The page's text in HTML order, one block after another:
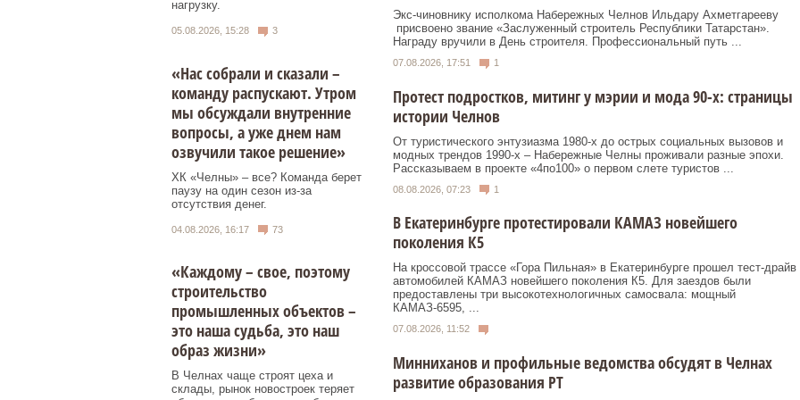
нагрузку.
05.08.2026, 15:28 3
«Нас собрали и сказали –
команду распускают. Утром
мы обсуждали внутренние
вопросы, а уже днем нам
озвучили такое решение»
ХК «Челны» – все? Команда берет
паузу на один сезон из-за
отсутствия денег.
04.08.2026, 16:17 73
«Каждому – свое, поэтому
строительство
промышленных объектов –
это наша судьба, это наш
образ жизни»
В Челнах чаще строят цеха и
склады, рынок новостроек теряет
Экс‑чиновнику исполкома Набережных Челнов Ильдару Ахметгарееву
присвоено звание «Заслуженный строитель Республики Татарстан».
Награду вручили в День строителя. Профессиональный путь ...
07.08.2026, 17:51 1
Протест подростков, митинг у мэрии и мода 90-х: страницы
истории Челнов
От туристического энтузиазма 1980‑х до острых социальных вызовов и
модных трендов 1990‑х – Набережные Челны проживали разные эпохи.
Рассказываем в проекте «4по100» о первом слете туристов ...
08.08.2026, 07:23 1
В Екатеринбурге протестировали КАМАЗ новейшего
поколения К5
На кроссовой трассе «Гора Пильная» в Екатеринбурге прошел тест-драйв
автомобилей КАМАЗ новейшего поколения К5. Для заездов были
предоставлены три высокотехнологичных самосвала: мощный
КАМАЗ-6595, ...
07.08.2026, 11:52
Минниханов и профильные ведомства обсудят в Челнах
развитие образования РТ